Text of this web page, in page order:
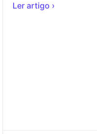
Ler artigo ›